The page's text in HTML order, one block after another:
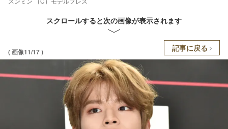
スクロールすると次の画像が表示されます
( 画像11/17 ) 記事に戻る